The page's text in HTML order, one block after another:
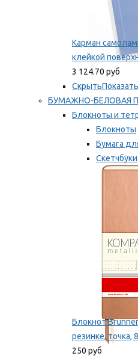
Карман
клейкой
3 124.70 руб
Скрыть
БУМАЖНО-БЕЛОВАЯ
Блокноты и
Блокноты
Бумага
Скетчбуки
Тетради
Блокнот
резинке, точка,
250 руб